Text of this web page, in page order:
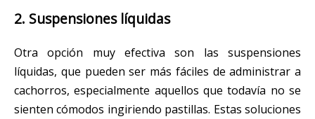
2. Suspensiones líquidas
Otra opción muy efectiva son las suspensiones
líquidas, que pueden ser más fáciles de administrar a
cachorros, especialmente aquellos que todavía no se
sienten cómodos ingiriendo pastillas. Estas soluciones